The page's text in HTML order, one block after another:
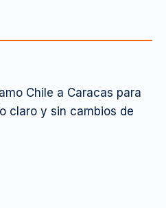
Chile a Caracas para
claro y sin cambios de